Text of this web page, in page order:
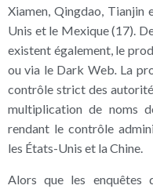
Xiamen, Qingdao, Tianjin
Unis et le Mexique (17).
existent également, le
ou via le Dark Web.La
contrôle strict des
multiplication de noms
rendant le contrôle
les États-Unis et la Chine.
Alors que les enquêtes